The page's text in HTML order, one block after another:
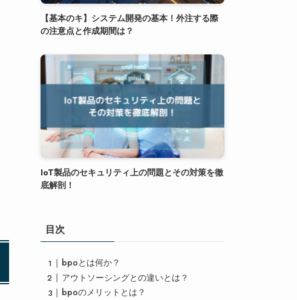
【基本のキ】システム開発の基本！外注する際
の注意点と作成期間は？
IoT製品のセキュリティ上の問題とその対策を徹
底解剖！
目次
bpoとは何か？
アウトソーシングとの違いとは？
bpoのメリットとは？